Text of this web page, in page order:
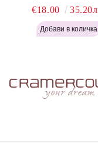
корени Топло
Labor Pro Instant
Powder - Warm
€18.00